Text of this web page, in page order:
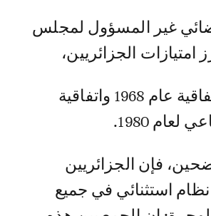
غير المسؤول لمجلس
امتيازات الجزائريين،
3/ الجمع بين اتفاقية عام 1968 واتفاقية
لعام 1980.
فإن الجزائريين
استثنائي في جميع